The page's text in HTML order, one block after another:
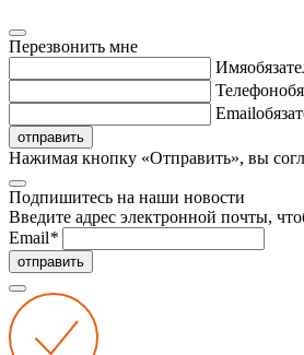
Перезвонить мне
Имя
Телефон
Email
отправить
Нажимая кнопку «Отправить», вы
Подпишитесь на наши новости
Введите адрес электронной почты,
Email*
отправить